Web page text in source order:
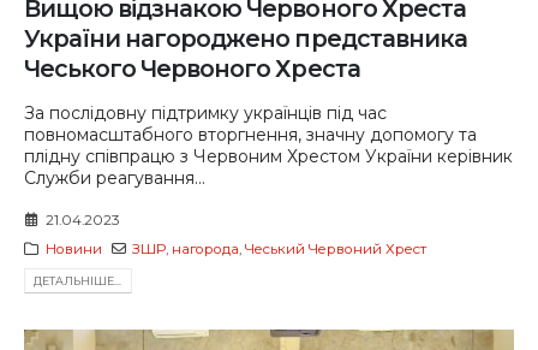
Вищою відзнакою Червоного Хреста
України нагороджено представника
Чеського Червоного Хреста
За послідовну підтримку українців під час
повномасштабного вторгнення, значну допомогу та
плідну співпрацю з Червоним Хрестом України керівник
Служби реагування...
21.04.2023
Новини
ЗШР, нагорода,Чеський Червоний Хрест
ДЕТАЛЬНIШЕ...